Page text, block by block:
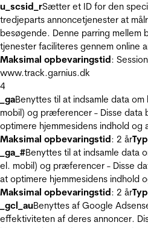
u_scsid_rSætter et ID for den
tredjeparts annoncetjenester at
besøgende. Denne parring
tjenester faciliteres gennem online
Maksimal opbevaringstid: Session
www.track.garnius.dk
4
_gaBenyttes til at indsamle data
mobil) og præferencer - Disse data
optimere hjemmesidens indhold og
Maksimal opbevaringstid: 2 år
_ga_#Benyttes til at indsamle data
el. mobil) og præferencer - Disse
at optimere hjemmesidens indhold
Maksimal opbevaringstid: 2 år
_gcl_auBenyttes af Google
effektiviteten af deres annoncer.